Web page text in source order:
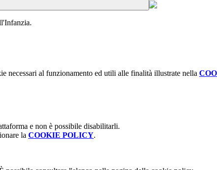
necessari al funzionamento ed utili alle finalità illustrate nella
e non è possibile disabilitarli.
la COOKIE POLICY.